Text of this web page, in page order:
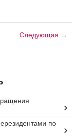
Следующая →
по